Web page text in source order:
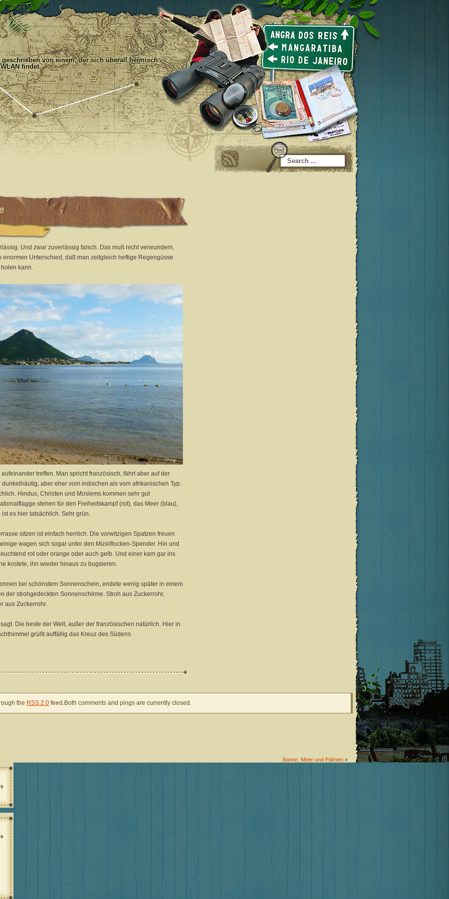
geschrieben von einem, der sich überall heimisch
findet.
Und zwar zuverlässig falsch. Das muß nicht verwundern,
Unterschied, daß man zeitgleich heftige Regengüsse
kann.
treffen. Man spricht französisch, fährt aber auf der
aber eher vom indischen als vom afrikanischen Typ.
Hindus, Christen und Moslems kommen sehr gut
stehen für den Freiheitskampf (rot), das Meer (blau),
es hier tatsächlich. Sehr grün.
sitzen ist einfach herrlich. Die vorwitzigen Spatzen freuen
wagen sich sogar unter den Müsliflocken-Spender. Hin und
rot oder orange oder auch gelb. Und einer kam gar ins
kostete, ihn wieder hinaus zu bugsieren.
bei schönstem Sonnenschein, endete wenig später in einem
der strohgedeckten Sonnenschirme. Stroh aus Zuckerrohr,
aus Zuckerrohr.
Die beste der Welt, außer der französischen natürlich. Hier in
grüßt auffällig das Kreuz des Südens.
the RSS 2.0 feed.Both comments and pings are currently closed.
Sonne, Meer und Palmen »